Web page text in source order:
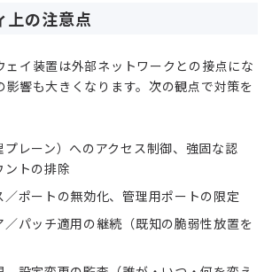
上の注意点
ェイ装置は外部ネットワークとの接点にな
影響も大きくなります。次の観点で対策を
レーン）へのアクセス制御、強固な認
ントの排除
ポートの無効化、管理用ポートの限定
／パッチ適用の継続（既知の脆弱性放置を